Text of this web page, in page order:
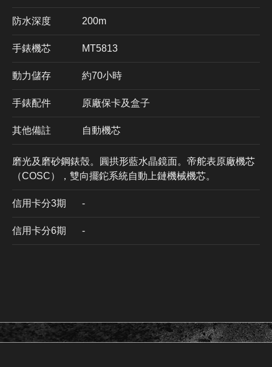
防水深度 200m
手錶機芯 ​MT5813
動力儲存 約70小時
手錶配件 原廠保卡及盒子
其他備註 自動機芯
磨光及磨砂鋼錶殼。圓拱形藍水晶鏡面。帝舵表原廠機芯
（COSC），雙向擺鉈系統自動上鏈機械機芯。
信用卡分3期 ​-
信用卡分6期 -